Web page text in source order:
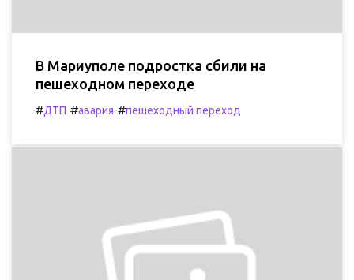
В Мариуполе подростка сбили на
пешеходном переходе
#ДТП #авария #пешеходный переход